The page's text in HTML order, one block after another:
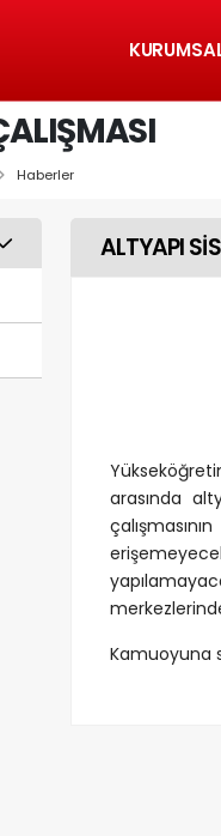
Haberler
ALTYAPI
arasında
Kamuoyuna